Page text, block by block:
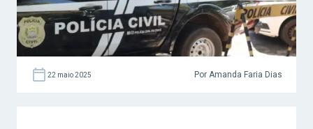
22 maio 2025 Por Amanda Faria Dias